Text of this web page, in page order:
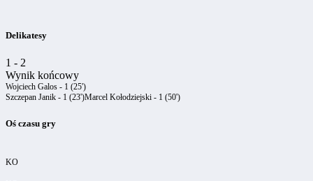
Delikatesy
1 - 2
Wynik końcowy
Wojciech Galos - 1 (25')
Szczepan Janik - 1 (23')Marcel Kołodziejski - 1 (50')
Oś czasu gry
KO